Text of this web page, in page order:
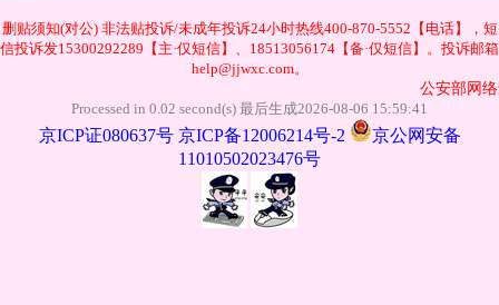
删贴须知(对公)非法贴投诉/未成年投诉24小时热线400-870-5552【电话】，短
信投诉发15300292289【主·仅短信】、18513056174【备·仅短信】。投诉邮箱
help@jjwxc.com。
公安部网络
Processed in 0.02 second(s) 最后生成2026-08-06 15:59:41
京ICP证080637号 京ICP备12006214号-2
京公网安备
11010502023476号